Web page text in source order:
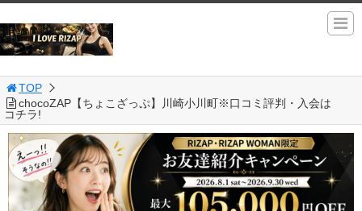
TOP
chocoZAP【ちょこざっぷ】川崎小川町※口コミ評判・入会は
コチラ!